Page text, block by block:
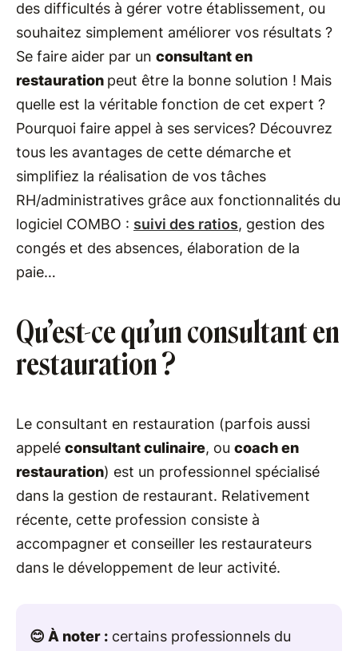
des difficultés à gérer votre établissement, ou
souhaitez simplement améliorer vos résultats ?
Se faire aider par un consultant en
restauration peut être la bonne solution ! Mais
quelle est la véritable fonction de cet expert ?
Pourquoi faire appel à ses services? Découvrez
tous les avantages de cette démarche et
simplifiez la réalisation de vos tâches
RH/administratives grâce aux fonctionnalités du
logiciel COMBO : suivi des ratios, gestion des
congés et des absences, élaboration de la
paie…
Qu’est-ce qu’un consultant en
restauration ?
Le consultant en restauration (parfois aussi
appelé consultant culinaire, ou coach en
restauration) est un professionnel spécialisé
dans la gestion de restaurant. Relativement
récente, cette profession consiste à
accompagner et conseiller les restaurateurs
dans le développement de leur activité.
😊 À noter : certains professionnels du